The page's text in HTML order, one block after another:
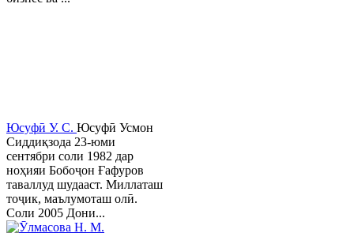
Юсуфӣ У. C. Юсуфӣ Усмон
Сиддиқзода 23-юми
сентябри соли 1982 дар
ноҳияи Бобоҷон Ғафуров
таваллуд шудааст. Миллаташ
тоҷик, маълумоташ олӣ.
Соли 2005 Дони...